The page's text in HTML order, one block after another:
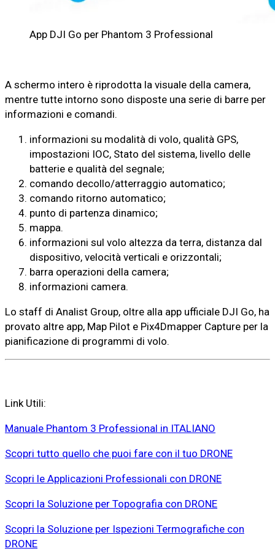
App DJI Go per Phantom 3 Professional
A schermo intero è riprodotta la visuale della camera,
mentre tutte intorno sono disposte una serie di barre per
informazioni e comandi.
informazioni su modalità di volo, qualità GPS,
impostazioni IOC, Stato del sistema, livello delle
batterie e qualità del segnale;
comando decollo/atterraggio automatico;
comando ritorno automatico;
punto di partenza dinamico;
mappa.
informazioni sul volo altezza da terra, distanza dal
dispositivo, velocità verticali e orizzontali;
barra operazioni della camera;
informazioni camera.
Lo staff di Analist Group, oltre alla app ufficiale DJI Go, ha
provato altre app, Map Pilot e Pix4Dmapper Capture per la
pianificazione di programmi di volo.
Link Utili:
Manuale Phantom 3 Professional in ITALIANO
Scopri tutto quello che puoi fare con il tuo DRONE
Scopri le Applicazioni Professionali con DRONE
Scopri la Soluzione per Topografia con DRONE
Scopri la Soluzione per Ispezioni Termografiche con
DRONE